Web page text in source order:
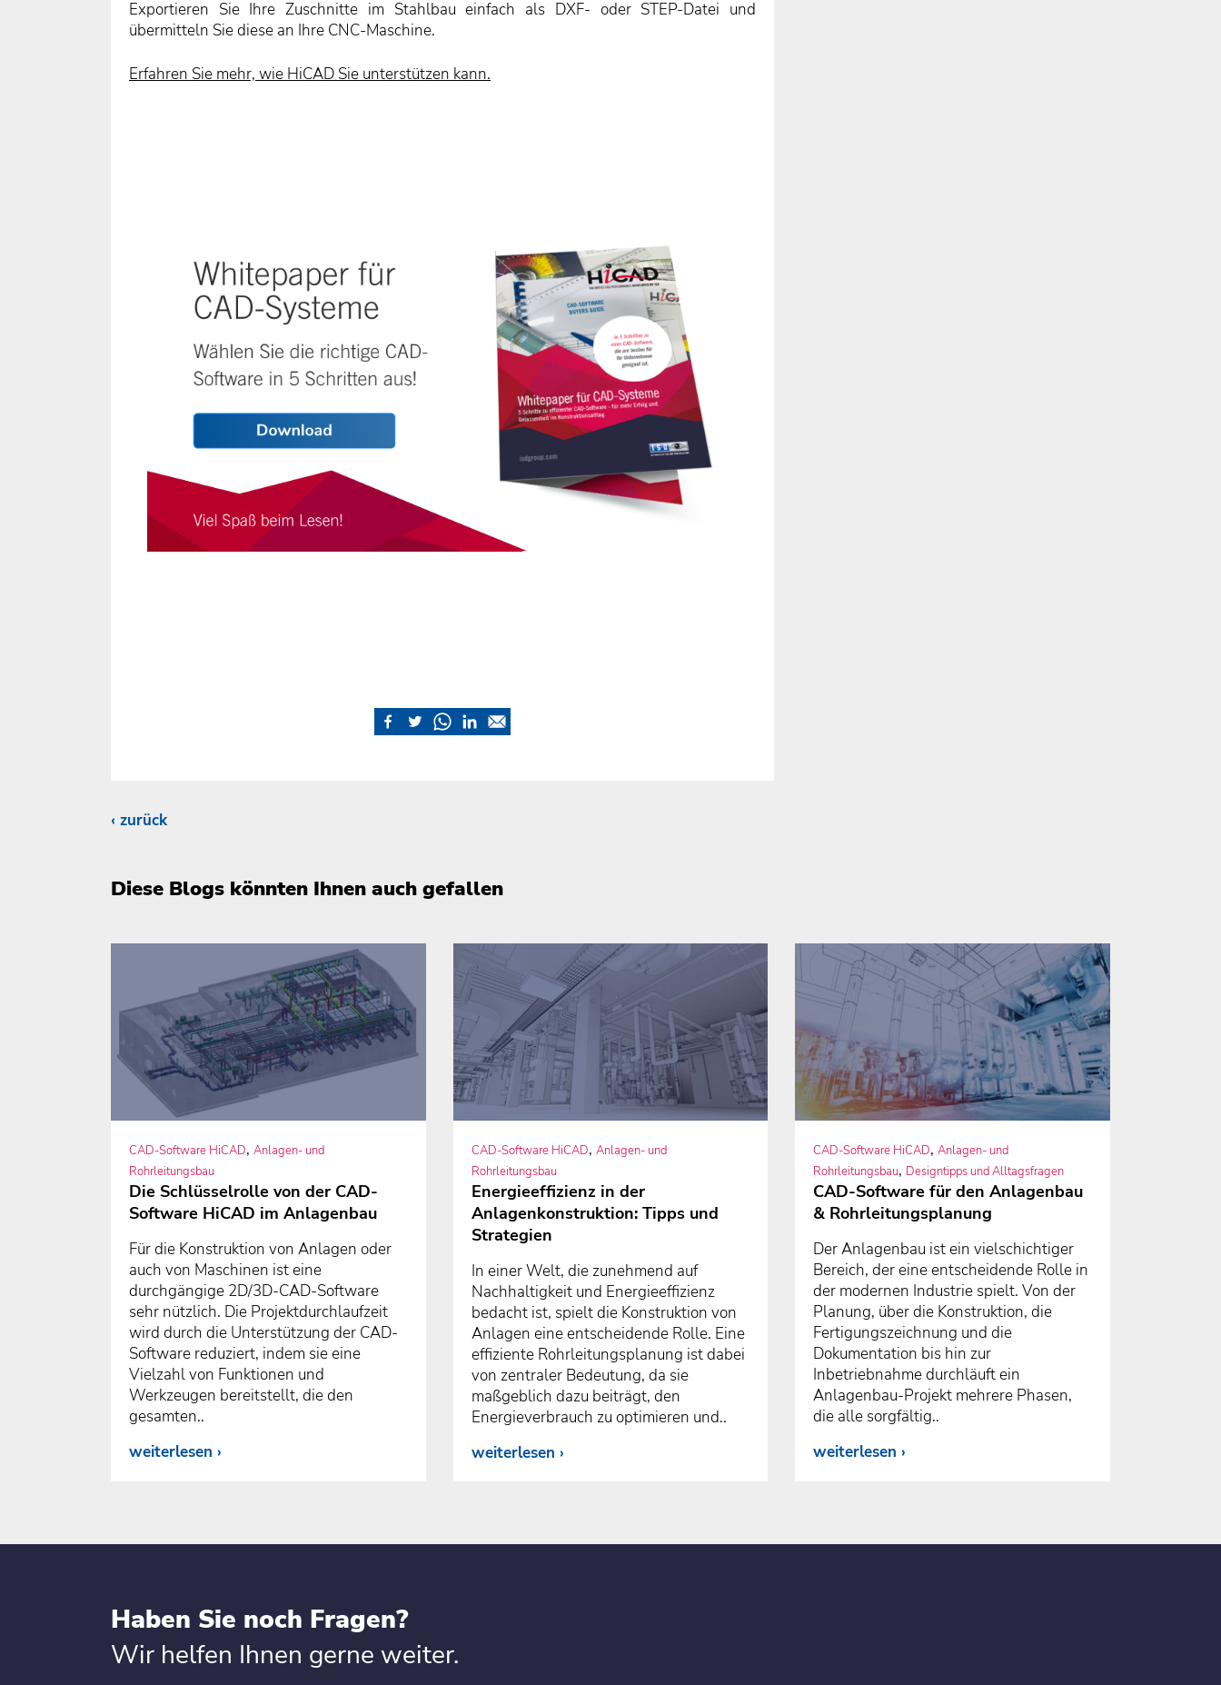
Exportieren Sie Ihre Zuschnitte im Stahlbau einfach als DXF- oder STEP-Datei und
übermitteln Sie diese an Ihre CNC-Maschine.
Erfahren Sie mehr, wie HiCAD Sie unterstützen kann.
zurück
Diese Blogs könnten Ihnen auch gefallen
CAD-Software HiCAD,Anlagen- und
Rohrleitungsbau
Die Schlüsselrolle von der CAD-
Software HiCAD im Anlagenbau
Für die Konstruktion von Anlagen oder
auch von Maschinen ist eine
durchgängige 2D/3D-CAD-Software
sehr nützlich. Die Projektdurchlaufzeit
wird durch die Unterstützung der CAD-
Software reduziert, indem sie eine
Vielzahl von Funktionen und
Werkzeugen bereitstellt, die den
gesamten..
weiterlesen
CAD-Software HiCAD, Anlagen- und
Rohrleitungsbau
Energieeffizienz in der
Anlagenkonstruktion: Tipps und
Strategien
In einer Welt, die zunehmend auf
Nachhaltigkeit und Energieeffizienz
bedacht ist, spielt die Konstruktion von
Anlagen eine entscheidende Rolle. Eine
effiziente Rohrleitungsplanung ist dabei
von zentraler Bedeutung, da sie
maßgeblich dazu beiträgt, den
Energieverbrauch zu optimieren und..
weiterlesen
CAD-Software HiCAD,Anlagen- und
Rohrleitungsbau, Designtipps und Alltagsfragen
CAD-Software für den Anlagenbau
& Rohrleitungsplanung
Der Anlagenbau ist ein vielschichtiger
Bereich, der eine entscheidende Rolle in
der modernen Industrie spielt. Von der
Planung, über die Konstruktion, die
Fertigungszeichnung und die
Dokumentation bis hin zur
Inbetriebnahme durchläuft ein
Anlagenbau-Projekt mehrere Phasen,
die alle sorgfältig..
weiterlesen
Haben Sie noch Fragen?
Wir helfen Ihnen gerne weiter.